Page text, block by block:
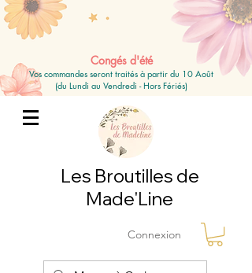
Congés d'été
Vos commandes seront traités à partir du 10 Août
(du Lundi au Vendredi - Hors Fériés)
Les Broutilles de
Made'Line
Connexion